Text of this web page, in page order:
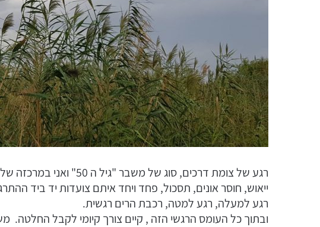
רגע של צומת דרכים, סוג של משבר "גיל ה 50" ואני במרכזה של מערבולת רגשות.
ייאוש, חוסר אונים, תסכול, פחד ויחד איתם צועדות יד ביד
רגע למעלה, רגע למטה, רכבת הרים רגשית.
ובתוך כל העומס הרגשי הזה , קיים צורך קיומי לקבל החלטה.